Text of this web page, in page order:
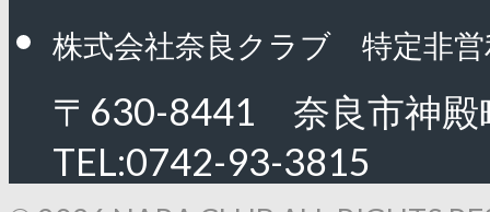
株式会社奈良クラブ 特定非
〒630-8441 奈良市神
TEL:0742-93-3815